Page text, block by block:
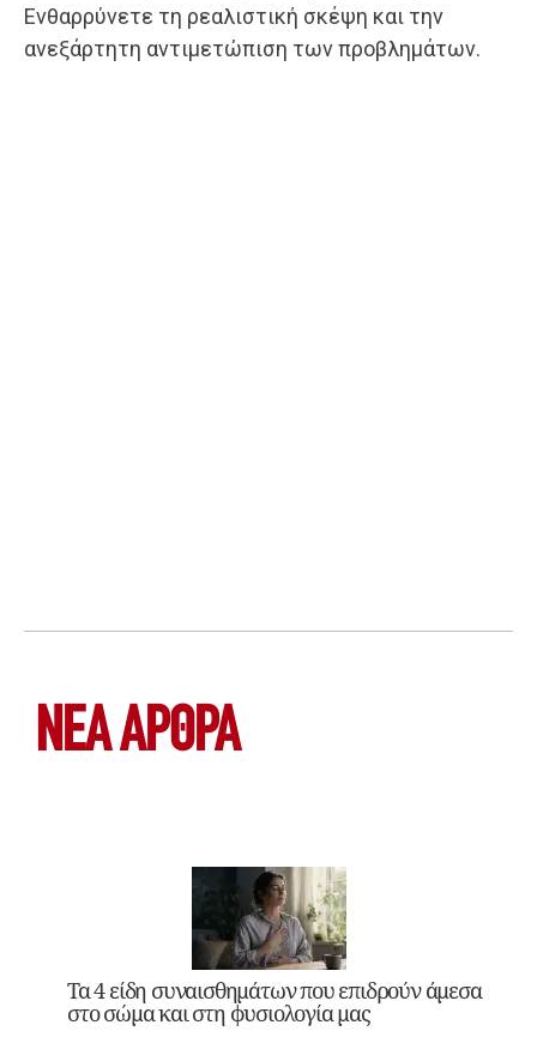
Ενθαρρύνετε τη ρεαλιστική σκέψη και την
ανεξάρτητη αντιμετώπιση των προβλημάτων.
ΝΕΑ ΆΡΘΡΑ
Τα 4 είδη συναισθημάτων που επιδρούν άμεσα
στο σώμα και στη φυσιολογία μας